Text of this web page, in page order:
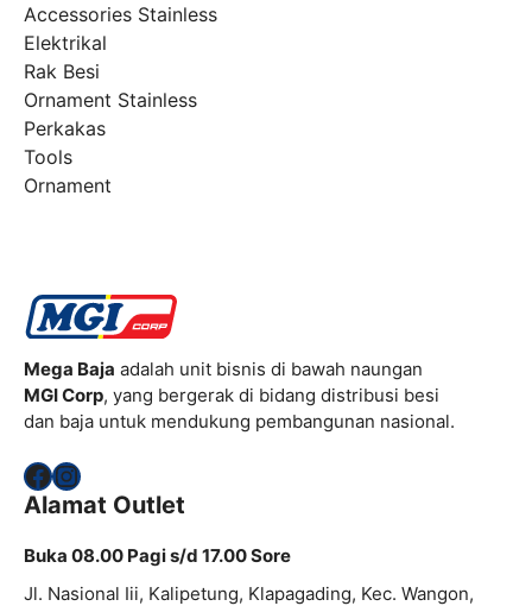
Accessories Stainless
Elektrikal
Rak Besi
Ornament Stainless
Perkakas
Tools
Ornament
Mega Baja adalah unit bisnis di bawah naungan
MGI Corp, yang bergerak di bidang distribusi besi
dan baja untuk mendukung pembangunan nasional.
Facebook
Instagram
Alamat Outlet
Buka 08.00 Pagi s/d 17.00 Sore
Jl. Nasional Iii, Kalipetung, Klapagading, Kec. Wangon,